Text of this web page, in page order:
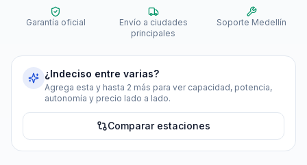
Garantía oficial
Envío a ciudades
principales
Soporte Medellín
¿Indeciso entre varias?
Agrega esta y hasta 2 más para ver capacidad, potencia,
autonomía y precio lado a lado.
Comparar estaciones